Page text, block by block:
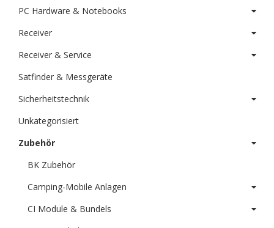
PC Hardware & Notebooks
Receiver
Receiver & Service
Satfinder & Messgeräte
Sicherheitstechnik
Unkategorisiert
Zubehör
BK Zubehör
Camping-Mobile Anlagen
CI Module & Bundels